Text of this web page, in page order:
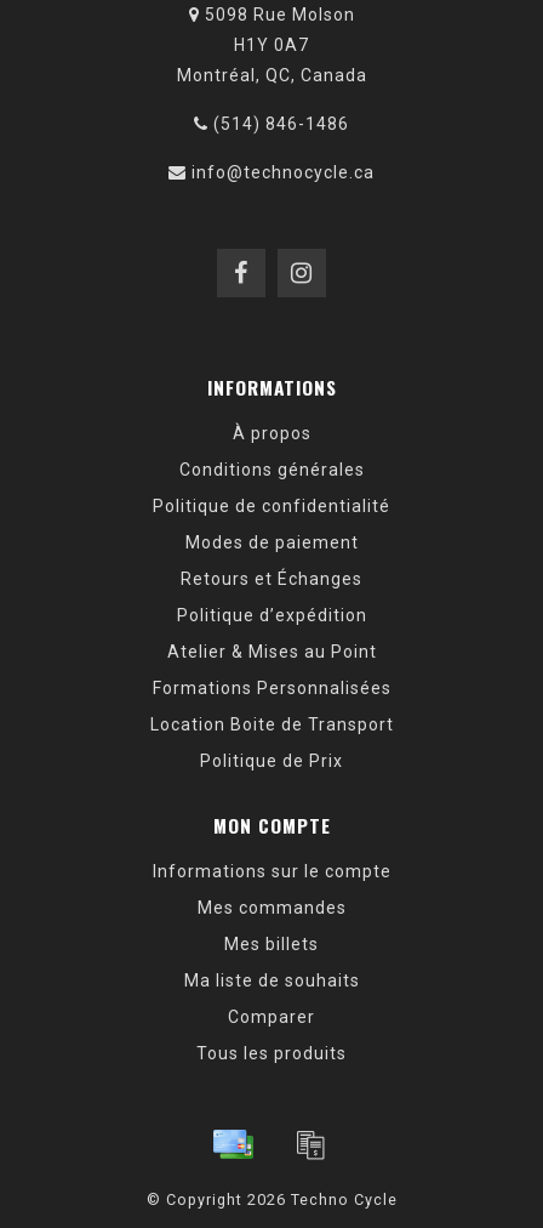
5098 Rue Molson
H1Y 0A7
Montréal, QC, Canada
(514) 846-1486
info@technocycle.ca
INFORMATIONS
À propos
Conditions générales
Politique de confidentialité
Modes de paiement
Retours et Échanges
Politique d’expédition
Atelier & Mises au Point
Formations Personnalisées
Location Boite de Transport
Politique de Prix
MON COMPTE
Informations sur le compte
Mes commandes
Mes billets
Ma liste de souhaits
Comparer
Tous les produits
© Copyright 2026 Techno Cycle